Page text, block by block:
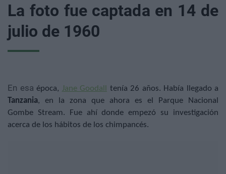
La foto fue captada en 14 de
julio de 1960
En esa época, Jane Goodall
tenía 26 años. Había llegado a
Tanzania, en la zona que ahora es el Parque Nacional
Gombe Stream. Fue ahí donde empezó su investigación
acerca de los hábitos de los chimpancés.